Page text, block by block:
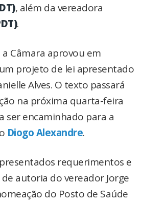
, além da vereadora
.
Câmara aprovou em
projeto de lei apresentado
Alves. O texto passará
na próxima quarta-feira
ser encaminhado para a
Diogo Alexandre.
requerimentos e
autoria do vereador Jorge
do Posto de Saúde